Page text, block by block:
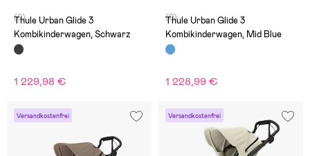
(0)
Thule Urban Glide 3
Kombikinderwagen, Schwarz
1 229,98 €
(0)
Thule Urban Glide 3
Kombikinderwagen, Mid Blue
1 228,99 €
Versandkostenfrei Versandkostenfrei